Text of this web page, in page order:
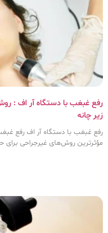
رفع غبغب با دستگاه آر اف :
زیر چانه
رفع غبغب با دستگاه آر اف رفع
مؤثرترین روش‌های غیرجراحی برای